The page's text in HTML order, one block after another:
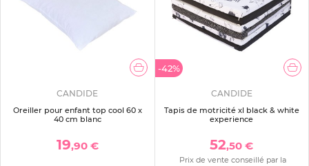
CANDIDE
Oreiller pour enfant top cool 60 x
40 cm blanc
19,90 €
-42%
CANDIDE
Tapis de motricité xl black & white
experience
52,50 €
Prix de vente conseillé par la